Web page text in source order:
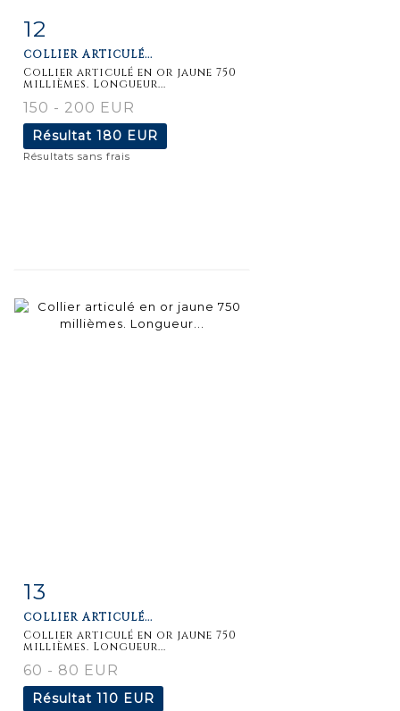
12
COLLIER ARTICULÉ...
Collier articulé en or jaune 750
millièmes. Longueur...
150 - 200 EUR
Résultat 180 EUR
Résultats sans frais
13
COLLIER ARTICULÉ...
Collier articulé en or jaune 750
millièmes. Longueur...
60 - 80 EUR
Résultat 110 EUR